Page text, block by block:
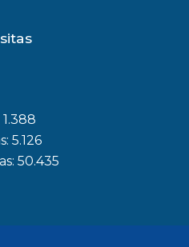
a
m
r
1.388
5.126
50.435